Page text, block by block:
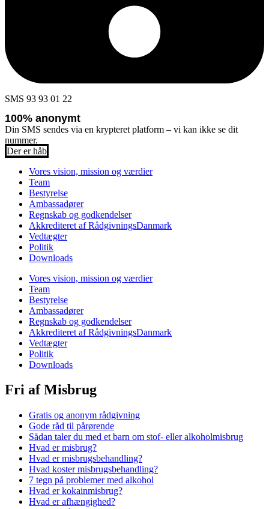
SMS 93 93 01 22
100% anonymt
Din SMS sendes via en krypteret platform – vi kan ikke se dit
nummer.
Der er håb
Vores vision, mission og værdier
Team
Bestyrelse
Ambassadører
Regnskab og godkendelser
Akkrediteret af RådgivningsDanmark
Vedtægter
Politik
Downloads
Vores vision, mission og værdier
Team
Bestyrelse
Ambassadører
Regnskab og godkendelser
Akkrediteret af RådgivningsDanmark
Vedtægter
Politik
Downloads
Fri af Misbrug
Gratis og anonym rådgivning
Gode råd til pårørende
Sådan taler du med et barn om stof- eller alkoholmisbrug
Hvad er misbrug?
Hvad er misbrugsbehandling?
Hvad koster misbrugsbehandling?
7 tegn på problemer med alkohol
Hvad er kokainmisbrug?
Hvad er afhængighed?